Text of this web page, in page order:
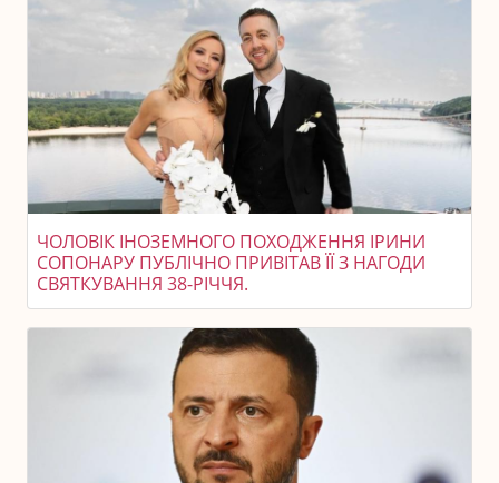
ЧОЛОВІК ІНОЗЕМНОГО ПОХОДЖЕННЯ ІРИНИ
СОПОНАРУ ПУБЛІЧНО ПРИВІТАВ ЇЇ З НАГОДИ
СВЯТКУВАННЯ 38-РІЧЧЯ.